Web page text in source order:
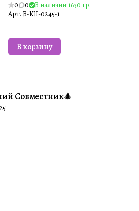
0 0
В наличии: 1630 гр.
Арт. B-KH-0245-1
В корзину
Совместник🎄